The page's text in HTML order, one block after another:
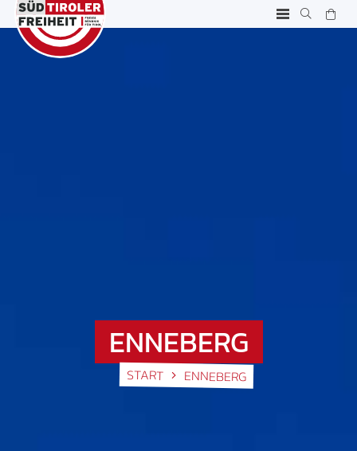
ENNEBERG
START ENNEBERG